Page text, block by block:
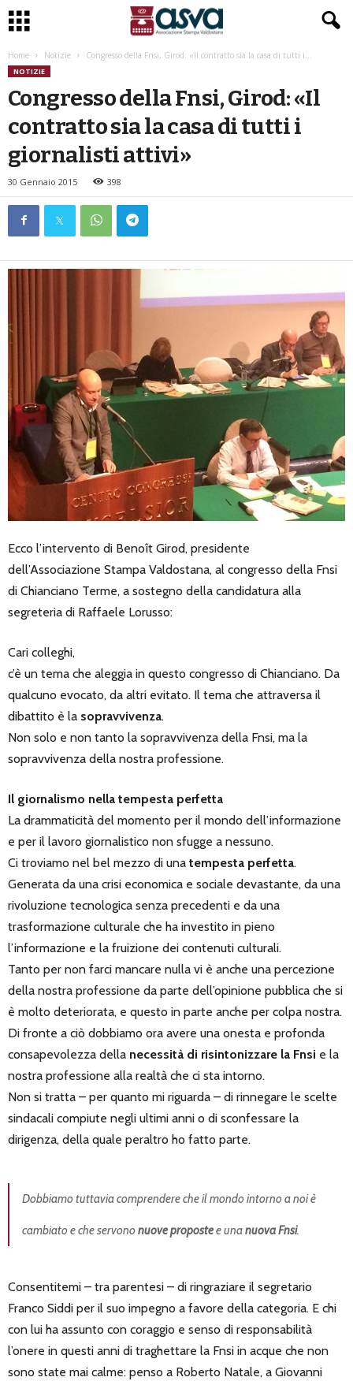
Home Notizie Congresso della Fnsi, Girod: «Il contratto sia la casa di tutti i...
NOTIZIE
Congresso della Fnsi, Girod: «Il
contratto sia la casa di tutti i
giornalisti attivi»
30 Gennaio 2015 398
Ecco l’intervento di Benoît Girod, presidente
dell’Associazione Stampa Valdostana, al congresso della Fnsi
di Chianciano Terme, a sostegno della candidatura alla
segreteria di Raffaele Lorusso:
Cari colleghi,
c’è un tema che aleggia in questo congresso di Chianciano. Da
qualcuno evocato, da altri evitato. Il tema che attraversa il
dibattito è la sopravvivenza.
Non solo e non tanto la sopravvivenza della Fnsi, ma la
sopravvivenza della nostra professione.
Il giornalismo nella tempesta perfetta
La drammaticità del momento per il mondo dell’informazione
e per il lavoro giornalistico non sfugge a nessuno.
Ci troviamo nel bel mezzo di una tempesta perfetta.
Generata da una crisi economica e sociale devastante, da una
rivoluzione tecnologica senza precedenti e da una
trasformazione culturale che ha investito in pieno
l’informazione e la fruizione dei contenuti culturali.
Tanto per non farci mancare nulla vi è anche una percezione
della nostra professione da parte dell’opinione pubblica che si
è molto deteriorata, e questo in parte anche per colpa nostra.
Di fronte a ciò dobbiamo ora avere una onesta e profonda
consapevolezza della necessità di risintonizzare la Fnsi e la
nostra professione alla realtà che ci sta intorno.
Non si tratta – per quanto mi riguarda – di rinnegare le scelte
sindacali compiute negli ultimi anni o di sconfessare la
dirigenza, della quale peraltro ho fatto parte.
Dobbiamo tuttavia comprendere che il mondo intorno a noi è
cambiato e che servononuove propostee unanuova Fnsi.
Consentitemi – tra parentesi – di ringraziare il segretario
Franco Siddi per il suo impegno a favore della categoria. E chi
con lui ha assunto con coraggio e senso di responsabilità
l’onere in questi anni di traghettare la Fnsi in acque che non
sono state mai calme: penso a Roberto Natale, a Giovanni